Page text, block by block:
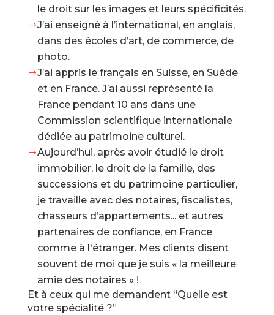
le droit sur les images et leurs spécificités.
$J’ai enseigné à l’international, en anglais,
dans des écoles d’art, de commerce, de
photo.
$J’ai appris le français en Suisse, en Suède
et en France. J’ai aussi représenté la
France pendant 10 ans dans une
Commission scientifique internationale
dédiée au patrimoine culturel.
$Aujourd’hui, après avoir étudié le droit
immobilier, le droit de la famille, des
successions et du patrimoine particulier,
je travaille avec des notaires, fiscalistes,
chasseurs d’appartements... et autres
partenaires de confiance, en France
comme à l'étranger. Mes clients disent
souvent de moi que je suis « la meilleure
amie des notaires » !
Et à ceux qui me demandent “Quelle est
votre spécialité ?”